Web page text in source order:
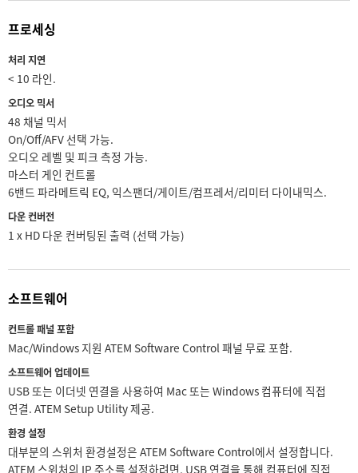
프로세싱
처리 지연
< 10 라인.
오디오 믹서
48 채널 믹서
On/Off/AFV 선택 가능.
오디오 레벨 및 피크 측정 가능.
마스터 게인 컨트롤
6밴드 파라메트릭 EQ, 익스팬더/게이트/컴프레서/리미터 다이내믹스.
다운 컨버전
1 x HD 다운 컨버팅된 출력 (선택 가능)
소프트웨어
컨트롤 패널 포함
Mac/Windows 지원 ATEM Software Control 패널 무료 포함.
소프트웨어 업데이트
USB 또는 이더넷 연결을 사용하여 Mac 또는 Windows 컴퓨터에 직접
연결. ATEM Setup Utility 제공.
환경 설정
대부분의 스위처 환경설정은 ATEM Software Control에서 설정합니다.
ATEM 스위처의 IP 주소를 설정하려면, USB 연결을 통해 컴퓨터에 직접